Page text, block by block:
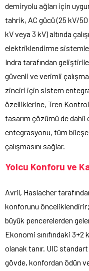
demiryolu ağları için
tahrik, AC gücü (25 kV/50
kV veya 3 kV) altında
elektriklendirme
Indra tarafından
güvenli ve verimli
zinciri için sistem
özelliklerine, Tren
tasarım çözümü de dahil
entegrasyonu, tüm
çalışmasını sağlar.
Yolcu Konforu ve
Avril, Haslacher
konforunu
büyük pencerelerden
Ekonomi sınıfındaki
olanak tanır. UIC
gövde, konfordan ödün